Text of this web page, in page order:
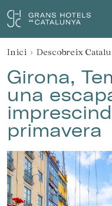
Els Nostres Hotels
Casaments
Descobreix
La meva reserva
Inici Descobreix
Girona,
una
primavera